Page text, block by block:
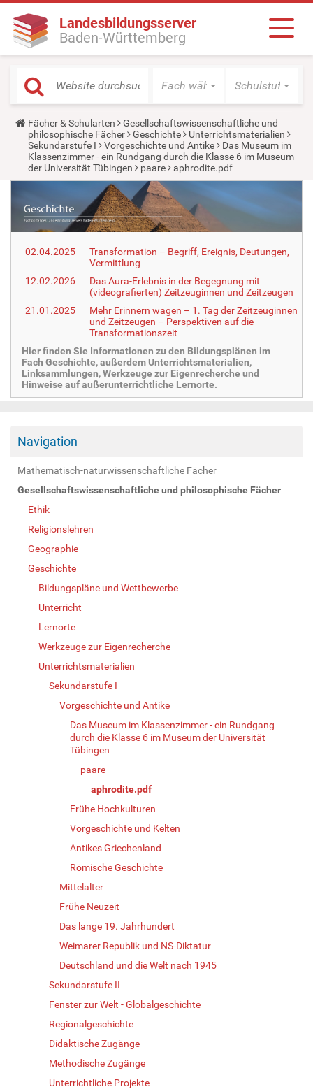
Landesbildungsserver
Baden-Württemberg
Fach wählen Schulstufe
Y
o
u
a
r
e
r
e
:
Fächer & Schularten
Gesellschaftswissenschaftliche und
philosophische Fächer
Geschichte
Unterrichtsmaterialien
Sekundarstufe I
Vorgeschichte und Antike
Das Museum im
Klassenzimmer - ein Rundgang durch die Klasse 6 im Museum
der Universität Tübingen
paare aphrodite.pdf
02.04.2025
Transformation – Begriff, Ereignis, Deutungen,
Vermittlung
12.02.2026
Das Aura-Erlebnis in der Begegnung mit
(videografierten) Zeitzeuginnen und Zeitzeugen
21.01.2025
Mehr Erinnern wagen – 1. Tag der Zeitzeuginnen
und Zeitzeugen – Perspektiven auf die
Transformationszeit
Hier finden Sie Informationen zu den Bildungsplänen im
Fach Geschichte, außerdem Unterrichtsmaterialien,
Linksammlungen, Werkzeuge zur Eigenrecherche und
Hinweise auf außerunterrichtliche Lernorte.
Navigation
Mathematisch-naturwissenschaftliche Fächer
Gesellschaftswissenschaftliche und philosophische Fächer
Ethik
Religionslehren
Geographie
Geschichte
Bildungspläne und Wettbewerbe
Unterricht
Lernorte
Werkzeuge zur Eigenrecherche
Unterrichtsmaterialien
Sekundarstufe I
Vorgeschichte und Antike
Das Museum im Klassenzimmer - ein Rundgang
durch die Klasse 6 im Museum der Universität
Tübingen
paare
aphrodite.pdf
Frühe Hochkulturen
Vorgeschichte und Kelten
Antikes Griechenland
Römische Geschichte
Mittelalter
Frühe Neuzeit
Das lange 19. Jahrhundert
Weimarer Republik und NS-Diktatur
Deutschland und die Welt nach 1945
Sekundarstufe II
Fenster zur Welt - Globalgeschichte
Regionalgeschichte
Didaktische Zugänge
Methodische Zugänge
Unterrichtliche Projekte